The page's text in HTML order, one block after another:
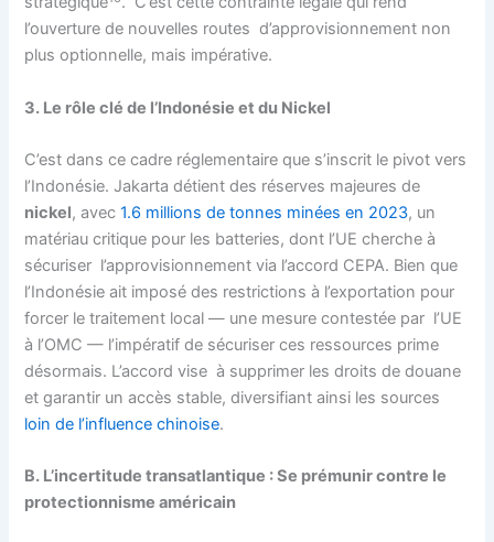
l’ouverture de nouvelles routes d’approvisionnement non
plus optionnelle, mais impérative.
3. Le rôle clé de l’Indonésie et du Nickel
C’est dans ce cadre réglementaire que s’inscrit le pivot vers
l’Indonésie. Jakarta détient des réserves majeures de
nickel, avec1.6 millions de tonnes minées en 2023, un
matériau critique pour les batteries, dont l’UE cherche à
sécuriser l’approvisionnement via l’accord CEPA. Bien que
l’Indonésie ait imposé des restrictions à l’exportation pour
forcer le traitement local — une mesure contestée par l’UE
à l’OMC — l’impératif de sécuriser ces ressources prime
désormais. L’accord vise à supprimer les droits de douane
et garantir un accès stable, diversifiant ainsi les sources
loin de l’influence chinoise.
B. L’incertitude transatlantique : Se prémunir contre le
protectionnisme américain